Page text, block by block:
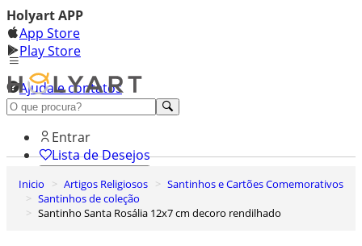
Holyart APP
App Store
Play Store
Ajuda e contatos
Conheça premium
Entrar
Lista de Desejos
0
Carrinho de Compras
Inicio Artigos Religiosos
Santinhos e Cartões Comemorativos
Santinhos de coleção
Santinho Santa Rosália 12x7 cm decoro rendilhado